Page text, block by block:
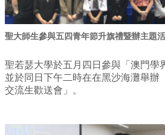
聖大師生參與五四青年節升旗禮暨辦主題
聖若瑟大學於五月四日參與「澳門學
並於同日下午二時在在黑沙海灘舉辦
交流生歡送會」。